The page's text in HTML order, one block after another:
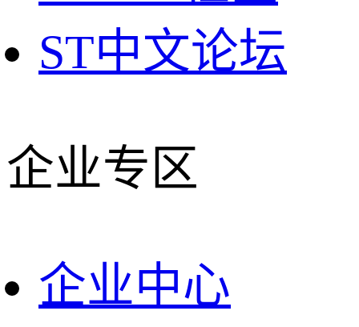
ST中文论坛
企业专区
企业中心